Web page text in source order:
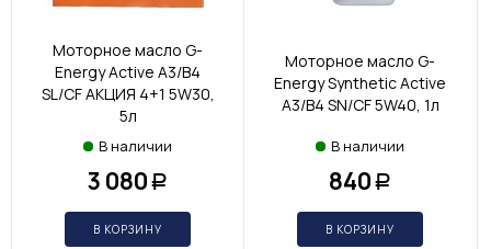
Моторное масло G-
Energy Active A3/B4
SL/CF АКЦИЯ 4+1 5W30,
5л
В наличии
3 080 Р
В КОРЗИНУ
Моторное масло G-
Energy Synthetic Active
A3/B4 SN/CF 5W40, 1л
В наличии
840 Р
В КОРЗИНУ